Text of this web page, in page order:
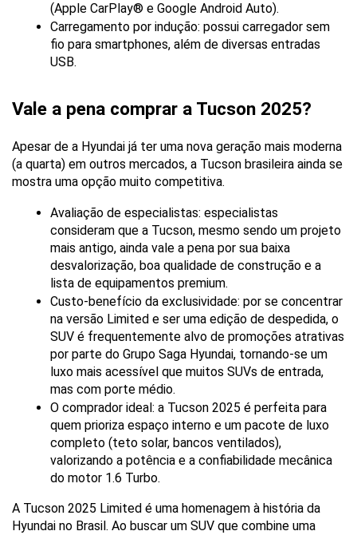
(Apple CarPlay® e Google Android Auto).
Carregamento por indução: possui carregador sem
fio para smartphones, além de diversas entradas
USB.
Vale a pena comprar a Tucson 2025?
Apesar de a Hyundai já ter uma nova geração mais moderna
(a quarta) em outros mercados, a Tucson brasileira ainda se
mostra uma opção muito competitiva.
Avaliação de especialistas: especialistas
consideram que a Tucson, mesmo sendo um projeto
mais antigo, ainda vale a pena por sua baixa
desvalorização, boa qualidade de construção e a
lista de equipamentos premium.
Custo-benefício da exclusividade: por se concentrar
na versão Limited e ser uma edição de despedida, o
SUV é frequentemente alvo de promoções atrativas
por parte do Grupo Saga Hyundai, tornando-se um
luxo mais acessível que muitos SUVs de entrada,
mas com porte médio.
O comprador ideal: a Tucson 2025 é perfeita para
quem prioriza espaço interno e um pacote de luxo
completo (teto solar, bancos ventilados),
valorizando a potência e a confiabilidade mecânica
do motor 1.6 Turbo.
A Tucson 2025 Limited é uma homenagem à história da
Hyundai no Brasil. Ao buscar um SUV que combine uma